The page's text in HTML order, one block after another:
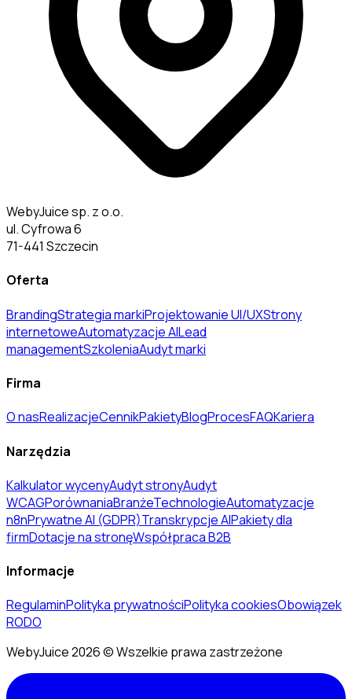
WebyJuice sp. z o.o.
ul. Cyfrowa 6
71-441 Szczecin
Oferta
BrandingStrategia markiProjektowanie UI/UXStrony
internetoweAutomatyzacje AILead
managementSzkoleniaAudyt marki
Firma
O nasRealizacjeCennikPakietyBlogProcesFAQKariera
Narzędzia
Kalkulator wycenyAudyt stronyAudyt
WCAGPorównaniaBranżeTechnologieAutomatyzacje
n8nPrywatne AI (GDPR)Transkrypcje AIPakiety dla
firmDotacje na stronęWspółpraca B2B
Informacje
RegulaminPolityka prywatnościPolityka cookiesObowiązek
RODO
WebyJuice 2026 © Wszelkie prawa zastrzeżone